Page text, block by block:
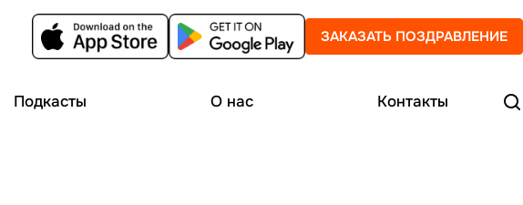
ЗАКАЗАТЬ ПОЗДРАВЛЕНИЕ
Подкасты О нас Контакты